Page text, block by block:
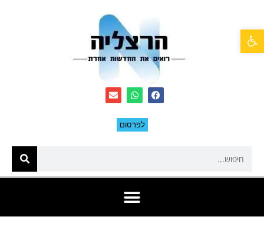
לפרסום
פתח סרגל נגישות